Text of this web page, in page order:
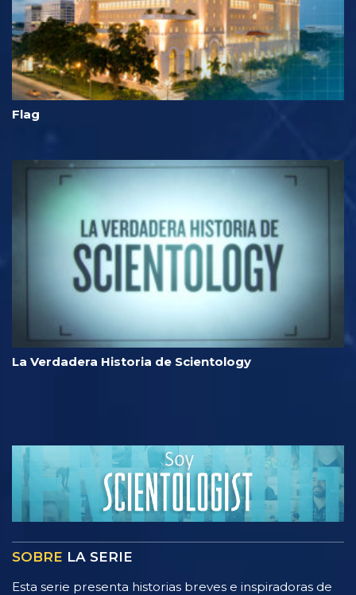
Flag
La Verdadera Historia de Scientology
SOBRE LA SERIE
Esta serie presenta historias breves e inspiradoras de